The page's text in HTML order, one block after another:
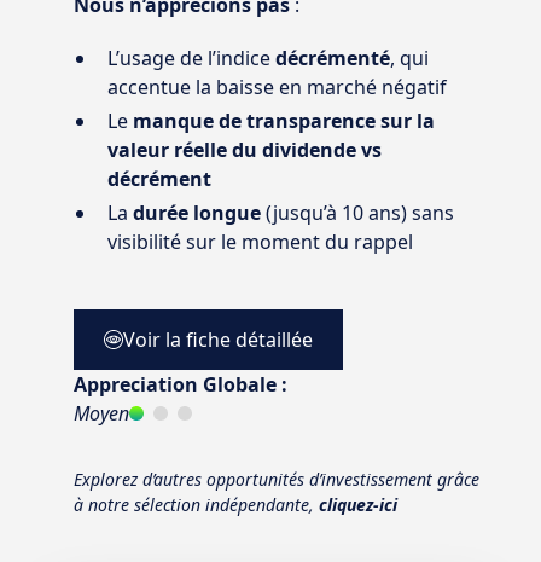
L’usage de l’indicedécrémenté, qui
accentue la baisse en marché négatif
Le manque de transparence sur la
valeur réelle du dividende vs
décrément
La durée longue(jusqu’à 10 ans) sans
visibilité sur le moment du rappel
Voir la fiche détaillée
Appreciation Globale :
Moyen
Explorez d’autres opportunités d’investissement grâce
à notre sélection indépendante, cliquez-ici